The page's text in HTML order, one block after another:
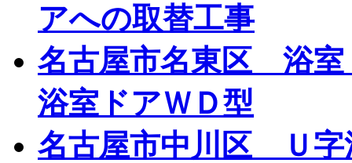
アへの取替工事
名古屋市名東区 浴
浴室ドアＷＤ型
名古屋市中川区 Ｕ